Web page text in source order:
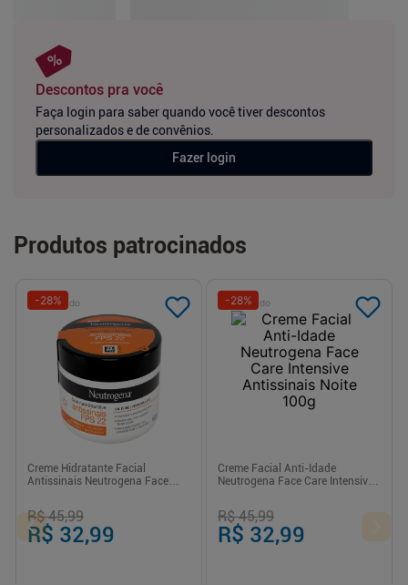
Descontos pra você
Faça login para saber quando você tiver descontos
personalizados e de convênios.
Fazer login
Produtos patrocinados
Patrocinado
-28%
Creme Hidratante Facial
Antissinais Neutrogena Face
R$ 45,99
R$ 32,99
Patrocinado
-28%
Creme Facial Anti-Idade
Neutrogena Face Care Intensive
R$ 45,99
R$ 32,99